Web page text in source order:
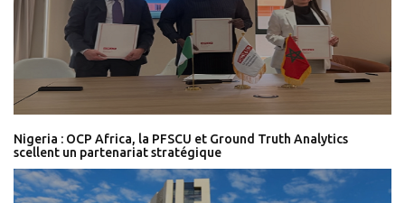
Nigeria : OCP Africa, la PFSCU et Ground Truth Analytics
scellent un partenariat stratégique